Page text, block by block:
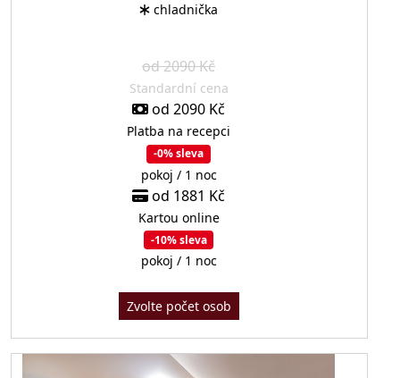
chladnička
od 2090 Kč
Standardní cena
od 2090 Kč
Platba na recepci
-0% sleva
pokoj / 1 noc
od 1881 Kč
Kartou online
-10% sleva
pokoj / 1 noc
Zvolte počet osob